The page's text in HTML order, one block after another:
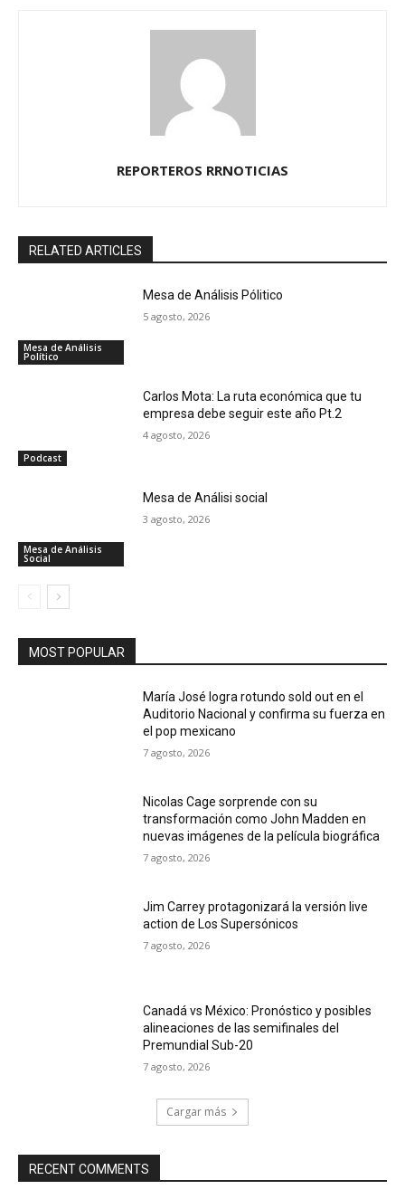
REPORTEROS RRNOTICIAS
RELATED ARTICLES
Mesa de Análisis
Político
Mesa de Análisis Pólitico
5 agosto, 2026
Podcast
Carlos Mota: La ruta económica que tu
empresa debe seguir este año Pt.2
4 agosto, 2026
Mesa de Análisis
Social
Mesa de Análisi social
3 agosto, 2026
MOST POPULAR
María José logra rotundo sold out en el
Auditorio Nacional y confirma su fuerza en
el pop mexicano
7 agosto, 2026
Nicolas Cage sorprende con su
transformación como John Madden en
nuevas imágenes de la película biográfica
7 agosto, 2026
Jim Carrey protagonizará la versión live
action de Los Supersónicos
7 agosto, 2026
Canadá vs México: Pronóstico y posibles
alineaciones de las semifinales del
Premundial Sub-20
7 agosto, 2026
Cargar más
RECENT COMMENTS